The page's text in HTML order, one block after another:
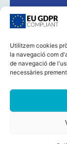
Utilitzem cookies
la navegació com
de navegació de
necessàries
POLÍTICA DE